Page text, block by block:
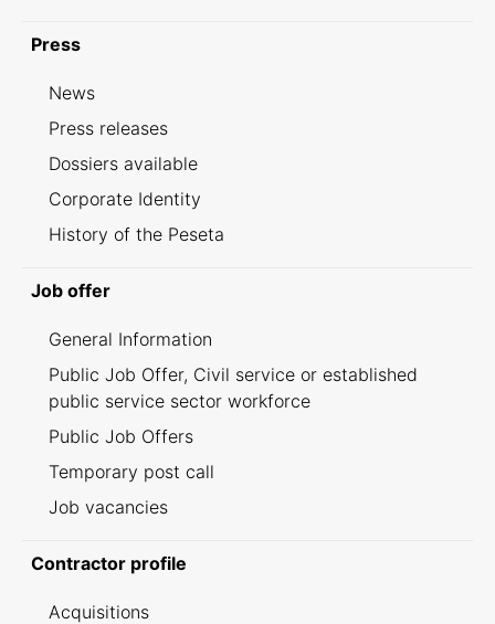
Press
News
Press releases
Dossiers available
Corporate Identity
History of the Peseta
Job offer
General Information
Public Job Offer, Civil service or established
public service sector workforce
Public Job Offers
Temporary post call
Job vacancies
Contractor profile
Acquisitions